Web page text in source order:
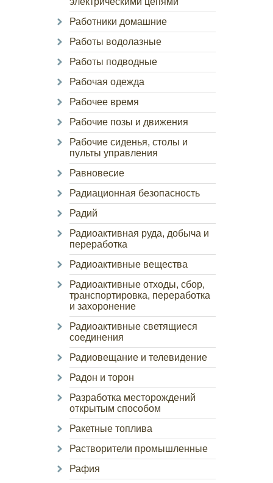
Работники домашние
Работы водолазные
Работы подводные
Рабочая одежда
Рабочее время
Рабочие позы и движения
Рабочие сиденья, столы и
пульты управления
Равновесие
Радиационная безопасность
Радий
Радиоактивная руда, добыча и
переработка
Радиоактивные вещества
Радиоактивные отходы, сбор,
транспортировка, переработка
и захоронение
Радиоактивные светящиеся
соединения
Радиовещание и телевидение
Радон и торон
Разработка месторождений
открытым способом
Ракетные топлива
Растворители промышленные
Рафия